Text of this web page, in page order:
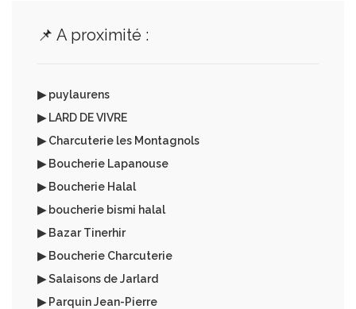
📌 A proximité :
▶ puylaurens
▶ LARD DE VIVRE
▶ Charcuterie les Montagnols
▶ Boucherie Lapanouse
▶ Boucherie Halal
▶ boucherie bismi halal
▶ Bazar Tinerhir
▶ Boucherie Charcuterie
▶ Salaisons de Jarlard
▶ Parquin Jean-Pierre